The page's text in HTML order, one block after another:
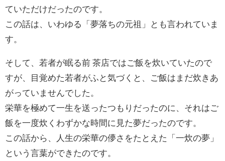
ていただけだったのです。
この話は、いわゆる「夢落ちの元祖」とも言われていま
す。
そして、若者が眠る前 茶店ではご飯を炊いていたので
すが、目覚めた若者がふと気づくと、ご飯はまだ炊きあ
がっていませんでした。
栄華を極めて一生を送ったつもりだったのに、それはご
飯を一度炊くわずかな時間に見た夢だったのです。
この話から、人生の栄華の儚さをたとえた「一炊の夢」
という言葉ができたのです。